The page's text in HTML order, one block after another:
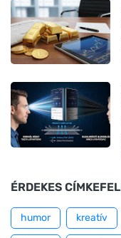
ÉRDEKES
humor kreatív